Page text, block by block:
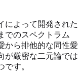
によって開発された
でのスペクトラム
から排他的な同性愛
が厳密な二元論では
す。